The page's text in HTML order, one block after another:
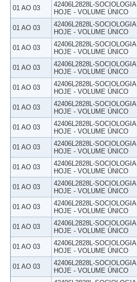
01 AO 03
42406L2828L-SOCIOLOGIA
HOJE - VOLUME ÚNICO
01 AO 03
42406L2828L-SOCIOLOGIA
HOJE - VOLUME ÚNICO
01 AO 03
42406L2828L-SOCIOLOGIA
HOJE - VOLUME ÚNICO
01 AO 03
42406L2828L-SOCIOLOGIA
HOJE - VOLUME ÚNICO
01 AO 03
42406L2828L-SOCIOLOGIA
HOJE - VOLUME ÚNICO
01 AO 03
42406L2828L-SOCIOLOGIA
HOJE - VOLUME ÚNICO
01 AO 03
42406L2828L-SOCIOLOGIA
HOJE - VOLUME ÚNICO
01 AO 03
42406L2828L-SOCIOLOGIA
HOJE - VOLUME ÚNICO
01 AO 03
42406L2828L-SOCIOLOGIA
HOJE - VOLUME ÚNICO
01 AO 03
42406L2828L-SOCIOLOGIA
HOJE - VOLUME ÚNICO
01 AO 03
42406L2828L-SOCIOLOGIA
HOJE - VOLUME ÚNICO
01 AO 03
42406L2828L-SOCIOLOGIA
HOJE - VOLUME ÚNICO
01 AO 03
42406L2828L-SOCIOLOGIA
HOJE - VOLUME ÚNICO
01 AO 03
42406L2828L-SOCIOLOGIA
HOJE - VOLUME ÚNICO